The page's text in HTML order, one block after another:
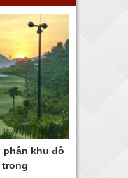
phân khu đô
trong